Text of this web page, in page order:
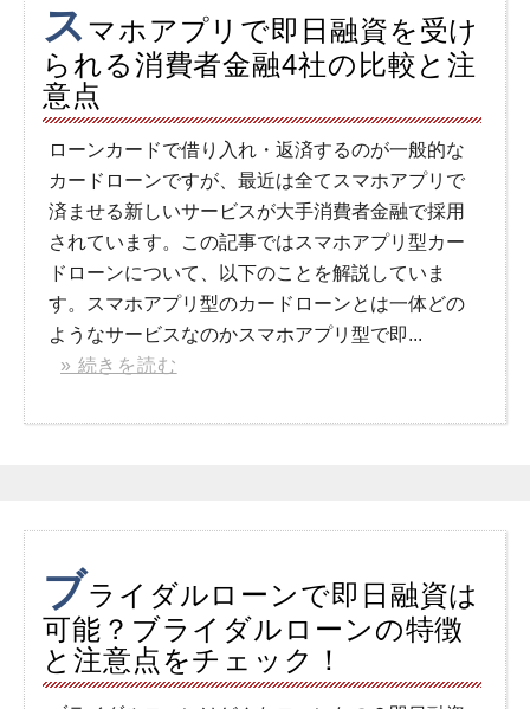
ス マホアプリで即日融資を受け
られる消費者金融4社の比較と注
意点
ローンカードで借り入れ・返済するのが一般的な
カードローンですが、最近は全てスマホアプリで
済ませる新しいサービスが大手消費者金融で採用
されています。この記事ではスマホアプリ型カー
ドローンについて、以下のことを解説していま
す。スマホアプリ型のカードローンとは一体どの
ようなサービスなのかスマホアプリ型で即...
» 続きを読む
ブライダルローンで即日融資は
可能？ブライダルローンの特徴
と注意点をチェック！